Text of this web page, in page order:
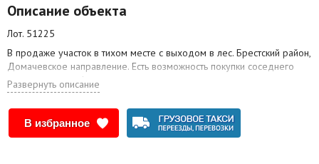
Описание объекта
Лот. 51225
В продаже участок в тихом месте с выходом в лес. Брестский район,
Домачевское направление. Есть возможность покупки соседнего
углового участка!
города, до 1 км от асфальта и остановки общественного транспорта.
Коммуникации: газ - по улице, электричество централизованное.
Развернуть описание
В избранное